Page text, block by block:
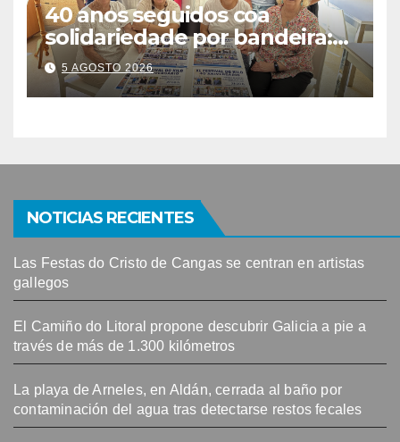
40 anos seguidos coa
solidariedade por bandeira:
este venres celébrase o
Festival do Kilo no Auditorio
5 AGOSTO 2026
NOTICIAS RECIENTES
Las Festas do Cristo de Cangas se centran en artistas
gallegos
El Camiño do Litoral propone descubrir Galicia a pie a
través de más de 1.300 kilómetros
La playa de Arneles, en Aldán, cerrada al baño por
contaminación del agua tras detectarse restos fecales